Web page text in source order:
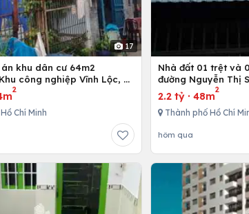
17
khu dân cư 64m2
công nghiệp Vĩnh Lộc, H.
Tp. Hồ Chí Minh
2
Chí Minh
Nhà đất 01 trệt và 01 lầu, 4mx12m ở
đường Nguyễn Thị
Hồ Chí Minh
2.2 tỷ· 48m
2
Thành phố Hồ Chí
hôm qua